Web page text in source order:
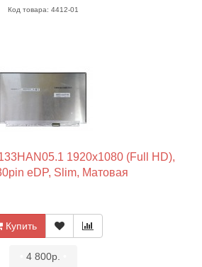
Код товара: 4412-01
1920x1080 (Full HD),
eDP, Slim, Матовая
Купить
4 800р.